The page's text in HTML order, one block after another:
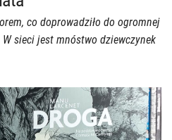
co doprowadziło do ogromnej
sieci jest mnóstwo dziewczynek